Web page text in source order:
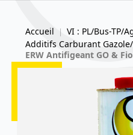
Accueil | VI : PL/Bus-TP/
Additifs Carburant
ERW Antifigeant GO &